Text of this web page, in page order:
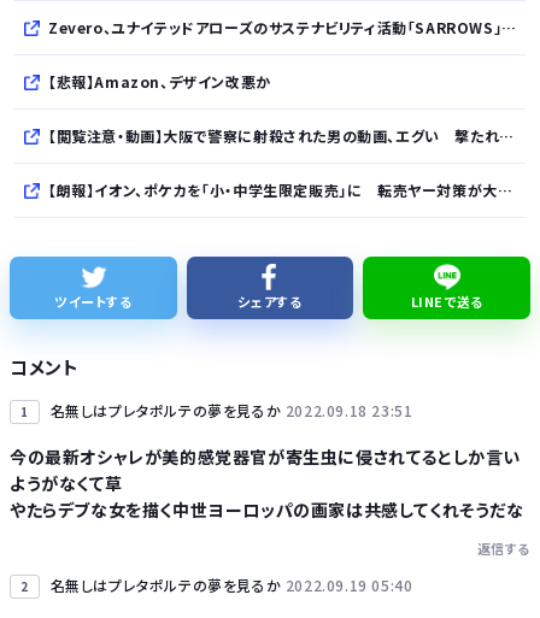
Zevero、ユナイテッドアローズのサステナビリティ活動「SARROWS」を支援。Scope 3排出量算定の効率化・精緻化を開始
【悲報】Amazon、デザイン改悪か
【閲覧注意・動画】大阪で警察に射殺された男の動画、エグい 撃たれてから叫びながら苦しみもがいて死ぬ
【朗報】イオン、ポケカを「小・中学生限定販売」に 転売ヤー対策が大絶賛ｗｗｗ
【悲報】Googleのエンジニア「AIで仕事がつまらなくなった」
かつて650万部を誇った ｢週刊少年ジャンプ｣ 発行部数が初の100万部割れに・・・
Powered by livedoor 相互RSS
ツイートする シェアする LINEで送る
コメント
1 名無しはプレタポルテの夢を見るか 2022.09.18 23:51
今の最新オシャレが美的感覚器官が寄生虫に侵されてるとしか言い
ようがなくて草
やたらデブな女を描く中世ヨーロッパの画家は共感してくれそうだな
返信する
2 名無しはプレタポルテの夢を見るか 2022.09.19 05:40